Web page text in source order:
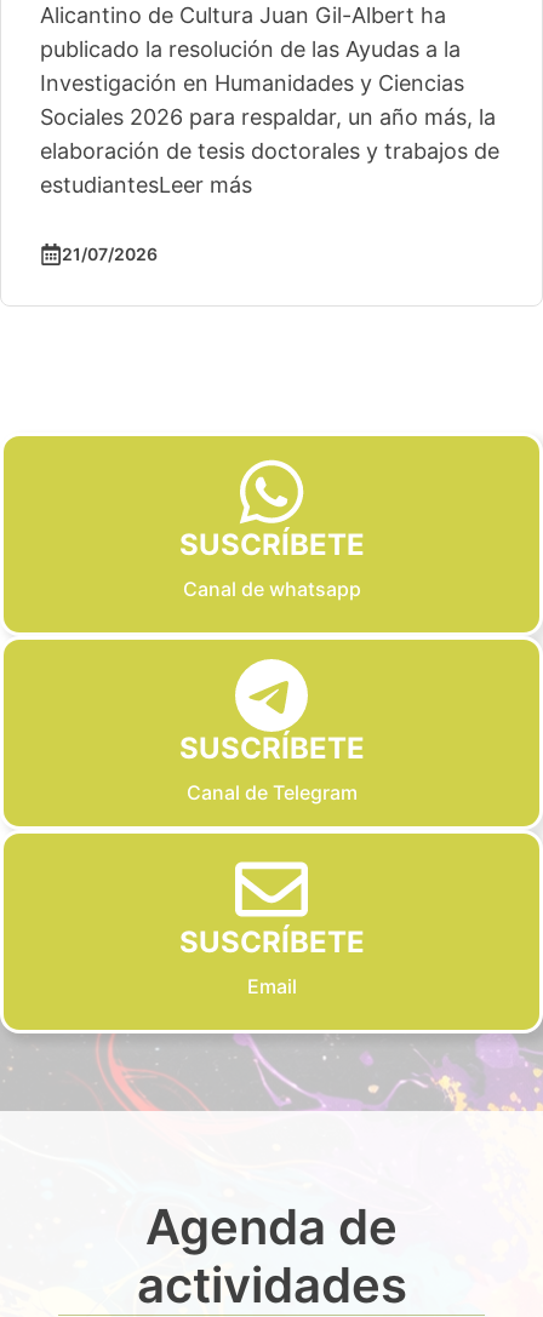
Alicantino de Cultura Juan Gil-Albert ha
publicado la resolución de las Ayudas a la
Investigación en Humanidades y Ciencias
Sociales 2026 para respaldar, un año más, la
elaboración de tesis doctorales y trabajos de
estudiantesLeer más
21/07/2026
SUSCRÍBETE
Canal de whatsapp
SUSCRÍBETE
Canal de Telegram
SUSCRÍBETE
Email
Agenda de
actividades